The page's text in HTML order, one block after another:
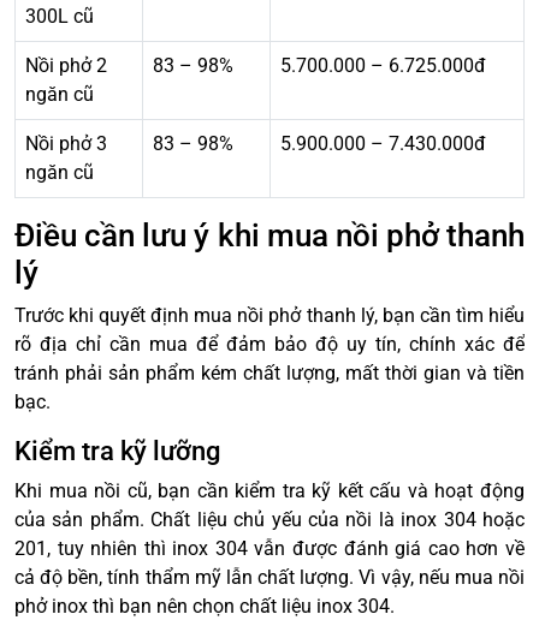
300L cũ
Nồi phở 2
ngăn cũ
83 – 98% 5.700.000 – 6.725.000đ
Nồi phở 3
ngăn cũ
83 – 98% 5.900.000 – 7.430.000đ
Điều cần lưu ý khi mua nồi phở thanh
lý
Trước khi quyết định mua nồi phở thanh lý, bạn cần tìm hiểu
rõ địa chỉ cần mua để đảm bảo độ uy tín, chính xác để
tránh phải sản phẩm kém chất lượng, mất thời gian và tiền
bạc.
Kiểm tra kỹ lưỡng
Khi mua nồi cũ, bạn cần kiểm tra kỹ kết cấu và hoạt động
của sản phẩm. Chất liệu chủ yếu của nồi là inox 304 hoặc
201, tuy nhiên thì inox 304 vẫn được đánh giá cao hơn về
cả độ bền, tính thẩm mỹ lẫn chất lượng. Vì vậy, nếu mua nồi
phở inox thì bạn nên chọn chất liệu inox 304.